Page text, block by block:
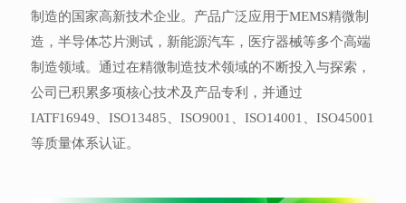
制造的国家高新技术企业。产品广泛应用于MEMS精微制
造，半导体芯片测试，新能源汽车，医疗器械等多个高端
制造领域。通过在精微制造技术领域的不断投入与探索，
公司已积累多项核心技术及产品专利，并通过
IATF16949、ISO13485、ISO9001、ISO14001、ISO45001
等质量体系认证。